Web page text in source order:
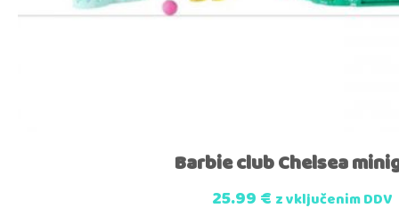
Barbie club Chelsea
25.99€ z vključenim DDV